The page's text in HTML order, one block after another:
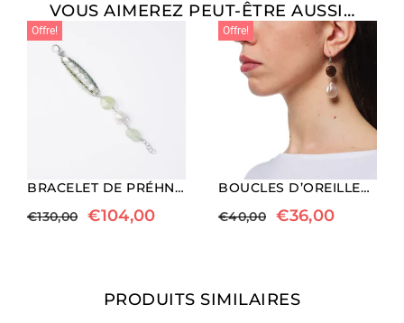
VOUS AIMEREZ PEUT-ÊTRE AUSSI…
Offre!
BRACELET DE PRÉHNITE, DE PERLES ET D’HÉMATITE LIÉ ET ENFILÉ
€130,00 €104,00
Offre!
BOUCLES D’OREILLES EN BOIS FOSSILE ET PERLES
€40,00 €36,00
PRODUITS SIMILAIRES